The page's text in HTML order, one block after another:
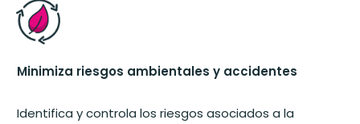
Minimiza riesgos ambientales y accidentes
Identifica y controla los riesgos asociados a la